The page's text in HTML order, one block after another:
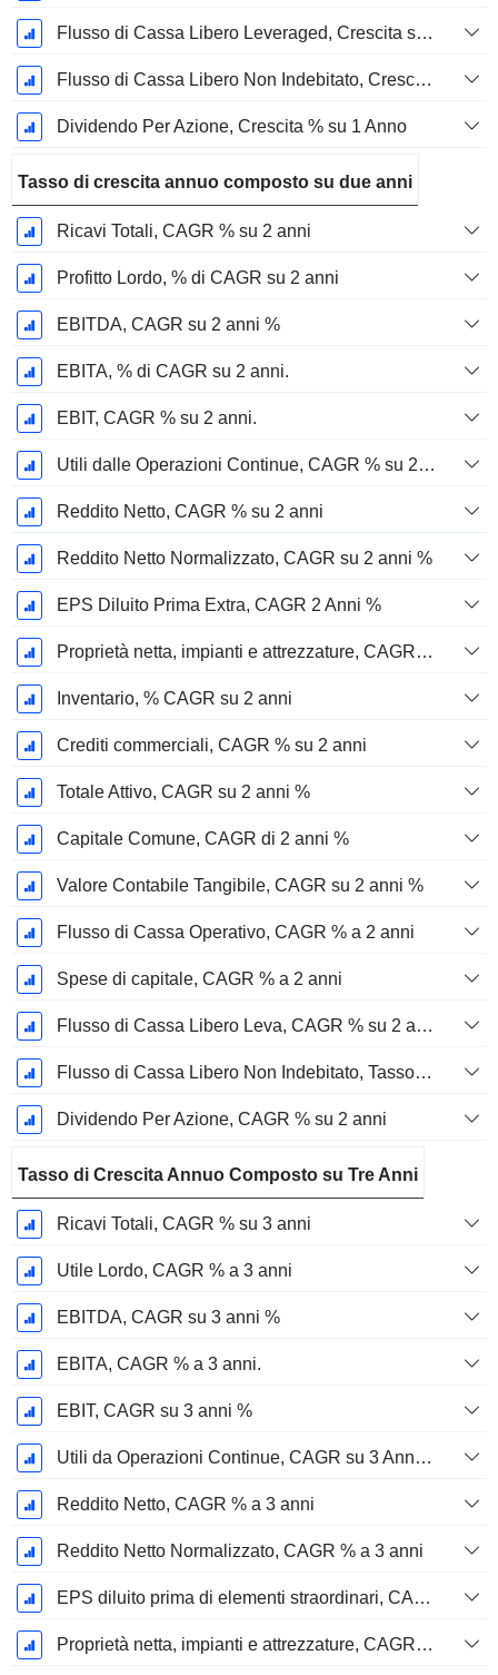
Flusso di Cassa Libero Leveraged, Crescita su 1 Anno %
Flusso di Cassa Libero Non Indebitato, Crescita su 1 Anno %
Dividendo Per Azione, Crescita % su 1 Anno
Tasso di crescita annuo composto su due anni
Ricavi Totali, CAGR % su 2 anni
Profitto Lordo, % di CAGR su 2 anni
EBITDA, CAGR su 2 anni %
EBITA, % di CAGR su 2 anni.
EBIT, CAGR % su 2 anni.
Utili dalle Operazioni Continue, CAGR % su 2 anni
Reddito Netto, CAGR % su 2 anni
Reddito Netto Normalizzato, CAGR su 2 anni %
EPS Diluito Prima Extra, CAGR 2 Anni %
Proprietà netta, impianti e attrezzature, CAGR su 2 anni %
Inventario, % CAGR su 2 anni
Crediti commerciali, CAGR % su 2 anni
Totale Attivo, CAGR su 2 anni %
Capitale Comune, CAGR di 2 anni %
Valore Contabile Tangibile, CAGR su 2 anni %
Flusso di Cassa Operativo, CAGR % a 2 anni
Spese di capitale, CAGR % a 2 anni
Flusso di Cassa Libero Leva, CAGR % su 2 anni
Flusso di Cassa Libero Non Indebitato, Tasso di Crescita Annuo Composto su 2 Anni %
Dividendo Per Azione, CAGR % su 2 anni
Tasso di Crescita Annuo Composto su Tre Anni
Ricavi Totali, CAGR % su 3 anni
Utile Lordo, CAGR % a 3 anni
EBITDA, CAGR su 3 anni %
EBITA, CAGR % a 3 anni.
EBIT, CAGR su 3 anni %
Utili da Operazioni Continue, CAGR su 3 Anni %
Reddito Netto, CAGR % a 3 anni
Reddito Netto Normalizzato, CAGR % a 3 anni
EPS diluito prima di elementi straordinari, CAGR su 3 anni %
Proprietà netta, impianti e attrezzature, CAGR su 3 anni %